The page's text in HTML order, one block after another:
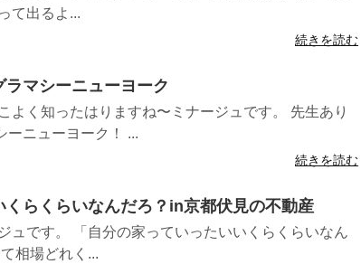
て出るよ...
続きを読む
マシーニューヨーク
よく知ったはりますね〜ミナージュです。 先生あり
ーニューヨーク！ ...
続きを読む
くらくらいなんだろ？in京都伏見の不動産
ュです。 「自分の家っていったいいくらくらいなん
相場どれく...